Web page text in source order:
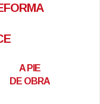
A PIE
DE OBRA